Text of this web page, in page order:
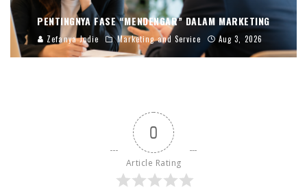
PENTINGNYA FASE “MENDENGAR” DALAM MARKETING
Zefanya Jodie Marketing and Service Aug 3, 2026
0
Article Rating